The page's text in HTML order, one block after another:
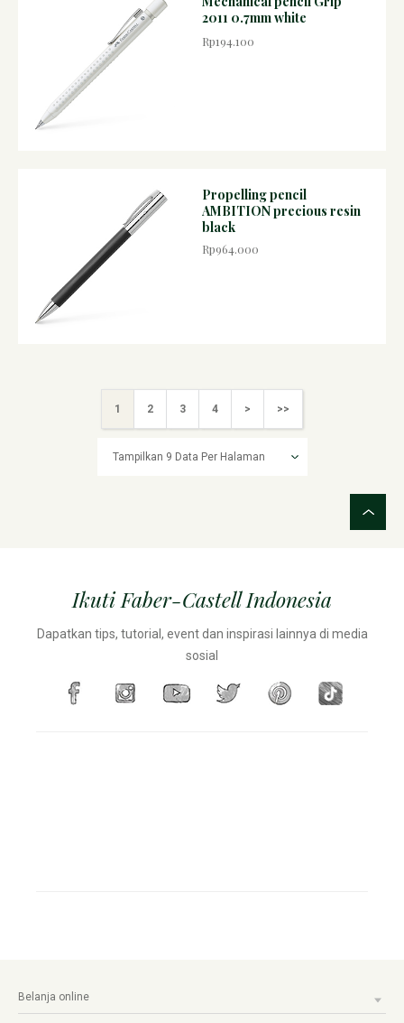
2011 0.7mm white
Rp194.100
Propelling pencil
AMBITION precious resin
black
Rp964.000
1 2 3 4 > >>
Ikuti Faber-Castell Indonesia
Dapatkan tips, tutorial, event dan inspirasi lainnya di media
sosial
Belanja online